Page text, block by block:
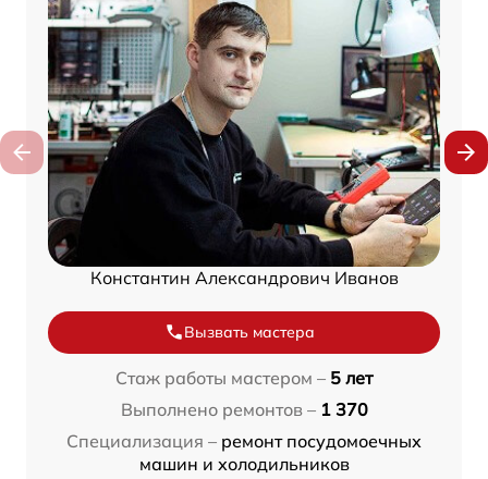
Константин Александрович Иванов
Вызвать мастера
Стаж работы мастером – 5 лет
Выполнено ремонтов – 1 370
Специализация – ремонт посудомоечных
машин и холодильников